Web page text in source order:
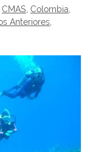
,CMAS ,Colombia
Anteriores,